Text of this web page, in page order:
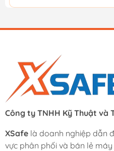
Công ty TNHH Kỹ Thuật và
XSafe là doanh nghiệp dẫn
vực phân phối và bán lẻ